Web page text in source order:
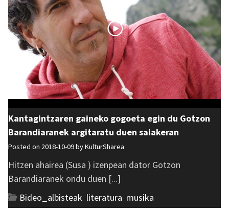
Kantagintzaren gaineko gogoeta egin du Gotzon
Barandiaranek argitaratu duen saiakeran
Posted on 2018-10-09 byKulturSharea
Hitzen ahairea (Susa ) izenpean dator Gotzon
Barandiaranek ondu duen [...]
Bideo_albisteak literatura musika